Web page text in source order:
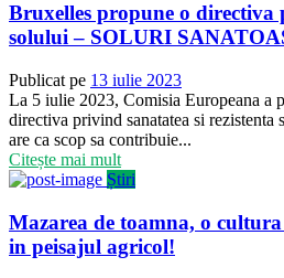
Bruxelles propune o directiva
solului – SOLURI
Publicat pe 13 iulie 2023
La 5 iulie 2023, Comisia Europeana a
directiva privind sanatatea si rezistenta
are ca scop sa contribuie...
Citește mai mult
Știri
Mazarea de toamna, o
in peisajul agricol!